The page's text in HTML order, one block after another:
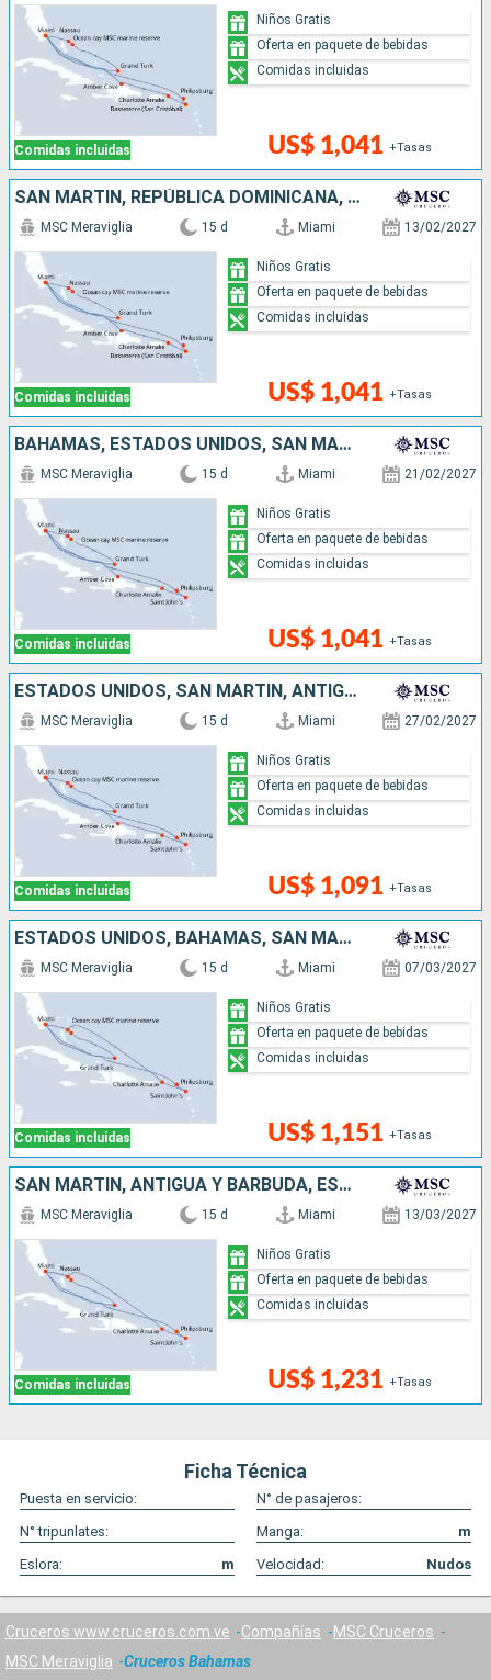
Comidas incluidas US$ 1,041 +Tasas
Niños Gratis
Oferta en paquete de bebidas
Comidas incluidas
SAN MARTÍN, REPÚBLICA DOMINICANA, ESTADOS UNIDOS, BAHAMAS
Comidas incluidas
MSC Meraviglia 15 d Miami 13/02/2027
US$ 1,041 +Tasas
Niños Gratis
Oferta en paquete de bebidas
Comidas incluidas
BAHAMAS, ESTADOS UNIDOS, SAN MARTÍN, ANTIGUA Y BARBUDA, REPÚBLICA DOMINICANA
Comidas incluidas
MSC Meraviglia 15 d Miami 21/02/2027
US$ 1,041 +Tasas
Niños Gratis
Oferta en paquete de bebidas
Comidas incluidas
ESTADOS UNIDOS, SAN MARTÍN, ANTIGUA Y BARBUDA, REPÚBLICA DOMINICANA, BAHAMAS
Comidas incluidas
MSC Meraviglia 15 d Miami 27/02/2027
US$ 1,091 +Tasas
Niños Gratis
Oferta en paquete de bebidas
Comidas incluidas
ESTADOS UNIDOS, BAHAMAS, SAN MARTÍN, ANTIGUA Y BARBUDA
Comidas incluidas
MSC Meraviglia 15 d Miami 07/03/2027
US$ 1,151 +Tasas
Niños Gratis
Oferta en paquete de bebidas
Comidas incluidas
SAN MARTÍN, ANTIGUA Y BARBUDA, ESTADOS UNIDOS, BAHAMAS
Comidas incluidas
MSC Meraviglia 15 d Miami 13/03/2027
US$ 1,231 +Tasas
Niños Gratis
Oferta en paquete de bebidas
Comidas incluidas
Ficha Técnica
Puesta en servicio:
N° de pasajeros:
N° tripunlates:
Manga:
m
Eslora:
m Velocidad: Nudos
Cruceros www.cruceros.com.ve Compañías
MSC Cruceros
MSC Meraviglia
Cruceros Bahamas